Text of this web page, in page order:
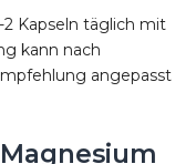
2 Kapseln täglich mit
kann nach
angepasst